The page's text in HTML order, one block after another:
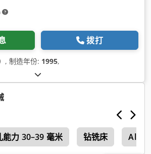
拨打
, 制造年份: 1995,
力 30–39 毫米 钻铣床